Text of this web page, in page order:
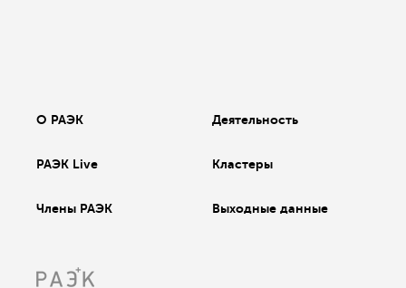
О РАЭК Деятельность
РАЭК Live Кластеры
Члены РАЭК Выходные данные